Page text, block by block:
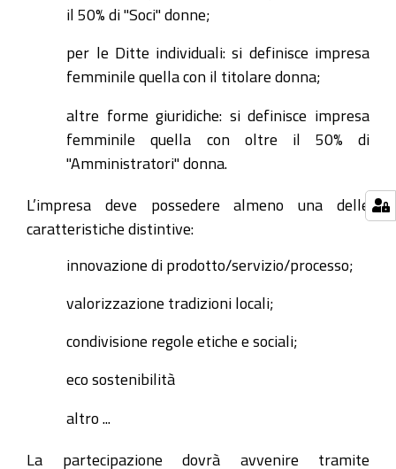
il 50% di "Soci" donne;
per le Ditte individuali: si definisce impresa
femminile quella con il titolare donna;
altre forme giuridiche: si definisce impresa
femminile quella con oltre il 50% di
"Amministratori" donna.
L’impresa deve possedere almeno una delle
caratteristiche distintive:
innovazione di prodotto/servizio/processo;
valorizzazione tradizioni locali;
condivisione regole etiche e sociali;
eco sostenibilità
altro ...
La partecipazione dovrà avvenire tramite